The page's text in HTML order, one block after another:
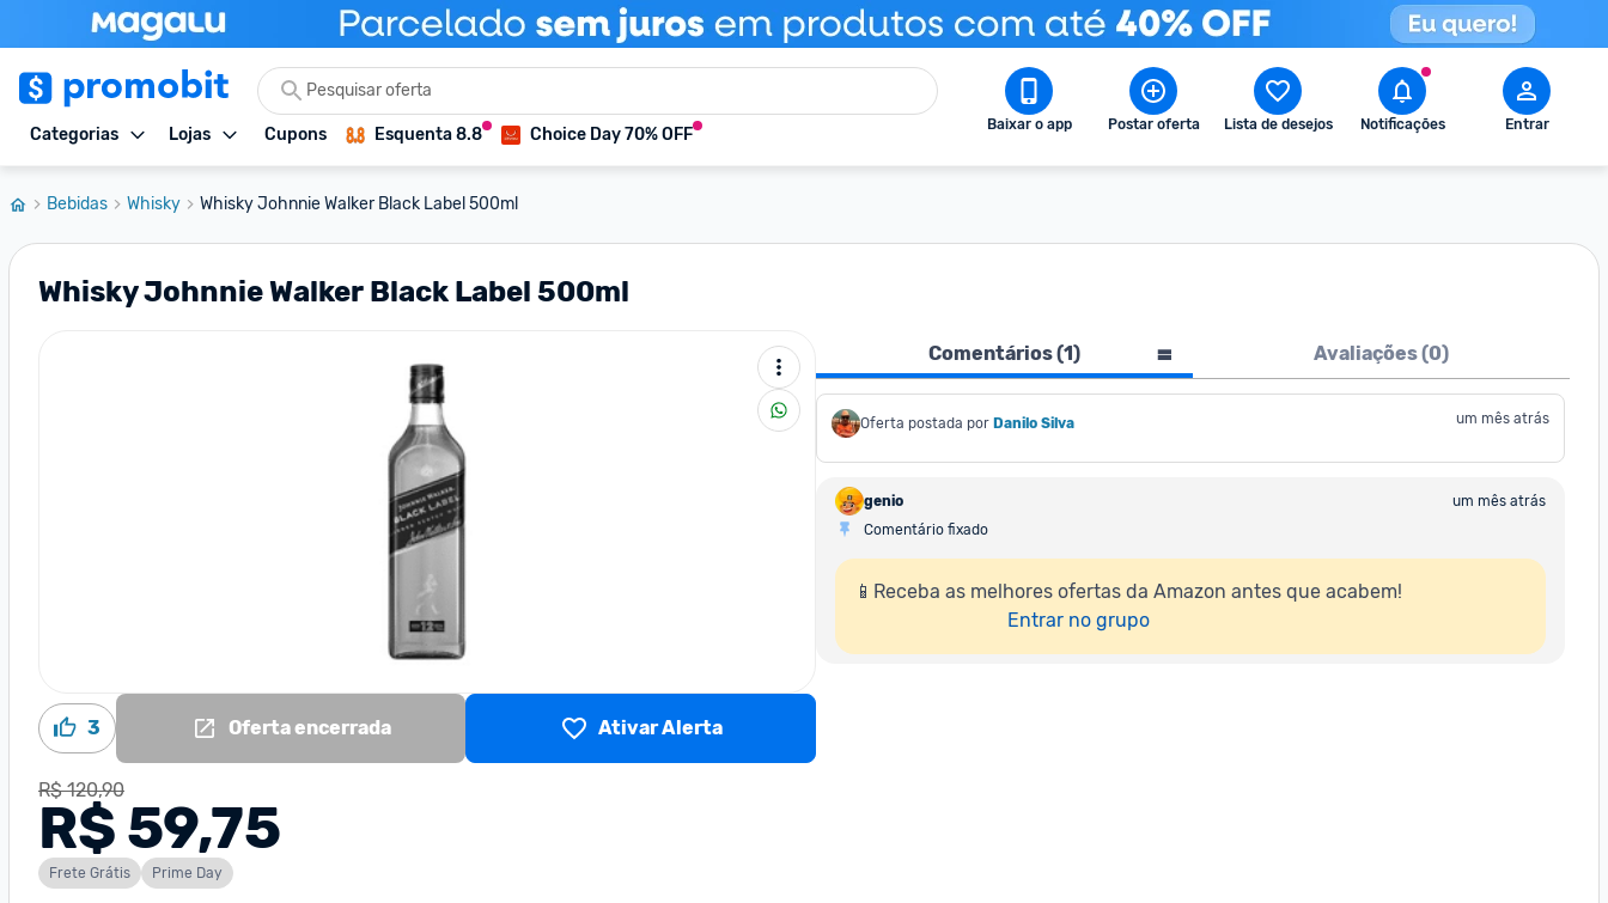
Categorias Lojas Cupons Esquenta 8.8 Choice Day 70% OFF Baixar o app Postar oferta Lista de desejos Notificações Entrar
Bebidas Whisky Whisky Johnnie Walker Black Label 500ml
Whisky Johnnie Walker Black Label 500ml
3 Oferta encerrada Ativar Alerta
R$ 120,90
R$ 59,75
Frete Grátis Prime Day
Comentários (1) Avaliações (0)
Oferta postada por Danilo Silva um mês atrás
genio
um mês atrás
Comentário fixado
📱Receba as melhores ofertas da Amazon antes que acabem!
Entrar no grupo